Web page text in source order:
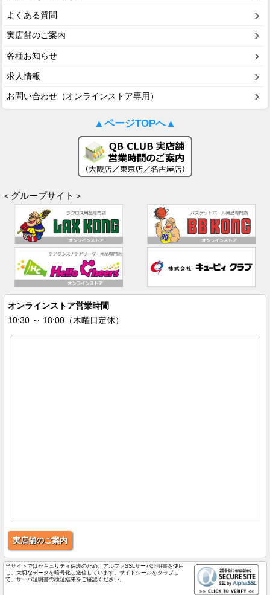
よくある質問
実店舗のご案内
各種お知らせ
求人情報
お問い合わせ（オンラインストア専用）
▲ページTOPへ▲
＜グループサイト＞
オンラインストア営業時間
10:30 ～ 18:00（木曜日定休）
実店舗のご案内
当サイトではセキュリティ保護のため、アルファSSLサーバ証明書を使用
し、大切なデータを暗号化し送信しています。サイトシールをタップし
て、サーバ証明書の検証結果をご確認ください。